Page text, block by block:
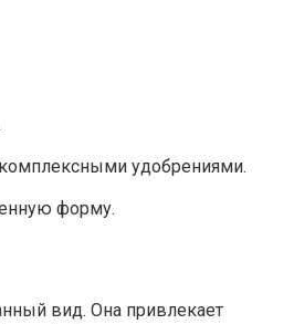
удобрениями.
форму.
вид. Она привлекает